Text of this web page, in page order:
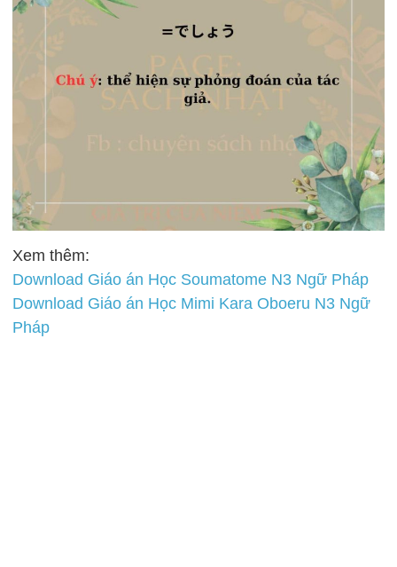
Xem thêm:
Download Giáo án Học Soumatome N3 Ngữ Pháp
Download Giáo án Học Mimi Kara Oboeru N3 Ngữ
Pháp